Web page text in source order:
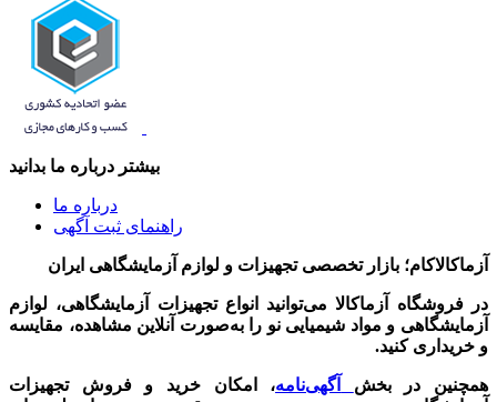
بیشتر درباره ما بدانید
درباره ما
راهنمای ثبت آگهی
آزماکالاکام؛ بازار تخصصی تجهیزات و لوازم آزمایشگاهی ایران
در فروشگاه آزماکالا می‌توانید انواع تجهیزات آزمایشگاهی، لوازم
آزمایشگاهی و مواد شیمیایی نو را به‌صورت آنلاین مشاهده، مقایسه
و خریداری کنید.
همچنین در بخش آگهی‌نامه، امکان خرید و فروش تجهیزات